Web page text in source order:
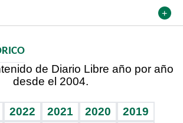
de Diario Libre año por año
desde el 2004.
2022 2021 2020
2019